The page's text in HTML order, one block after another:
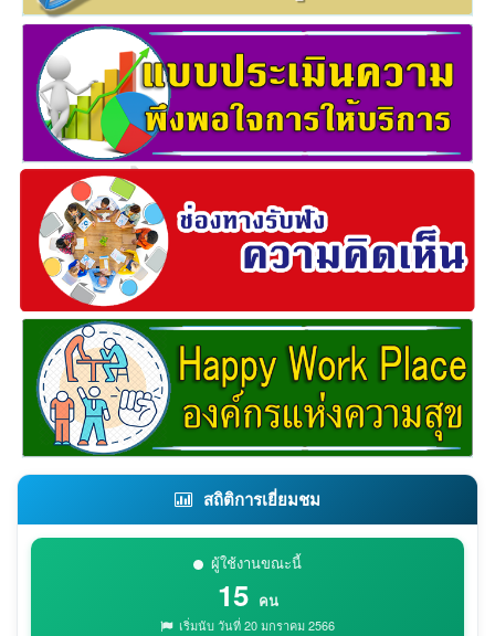
สถิติการเยี่ยมชม
ผู้ใช้งานขณะนี้
15 คน
เริ่มนับ วันที่ 20 มกราคม 2566